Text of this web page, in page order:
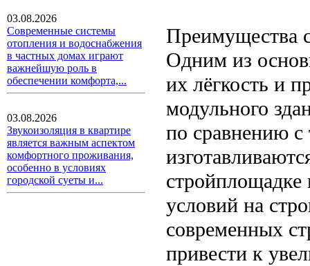
03.08.2026
Современные системы
отопления и водоснабжения
в частных домах играют
важнейшую роль в
обеспечении комфорта,...
03.08.2026
Звукоизоляция в квартире
является важным аспектом
комфортного проживания,
особенно в условиях
городской суеты и...
Преимущества
Одним из
их лёгкость и
модульного
по сравнению
условий на
современных
привести к